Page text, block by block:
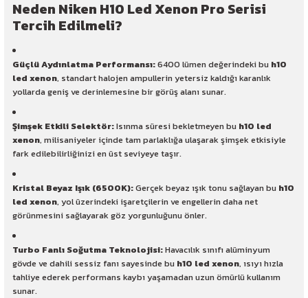
Neden Niken H10 Led Xenon Pro Serisi
Tercih Edilmeli?
Güçlü Aydınlatma Performansı:6400 lümen değerindeki bu h10
led xenon, standart halojen ampullerin yetersiz kaldığı karanlık
yollarda geniş ve derinlemesine bir görüş alanı sunar.
Şimşek Etkili Selektör:Isınma süresi bekletmeyen bu h10 led
xenon, milisaniyeler içinde tam parlaklığa ulaşarak şimşek etkisiyle
fark edilebilirliğinizi en üst seviyeye taşır.
Kristal Beyaz Işık (6500K):Gerçek beyaz ışık tonu sağlayan bu h10
led xenon, yol üzerindeki işaretçilerin ve engellerin daha net
görünmesini sağlayarak göz yorgunluğunu önler.
Turbo Fanlı Soğutma Teknolojisi:Havacılık sınıfı alüminyum
gövde ve dahili sessiz fanı sayesinde bu h10 led xenon, ısıyı hızla
tahliye ederek performans kaybı yaşamadan uzun ömürlü kullanım
sunar.